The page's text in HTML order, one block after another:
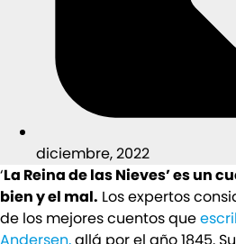
diciembre, 2022
‘La Reina de las Nieves’ es un
bien y el mal. Los expertos
de los mejores cuentos que
Andersen,allá por el año 1845.